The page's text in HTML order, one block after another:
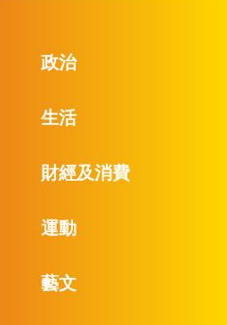
政治
生活
財經及消費
運動
藝文